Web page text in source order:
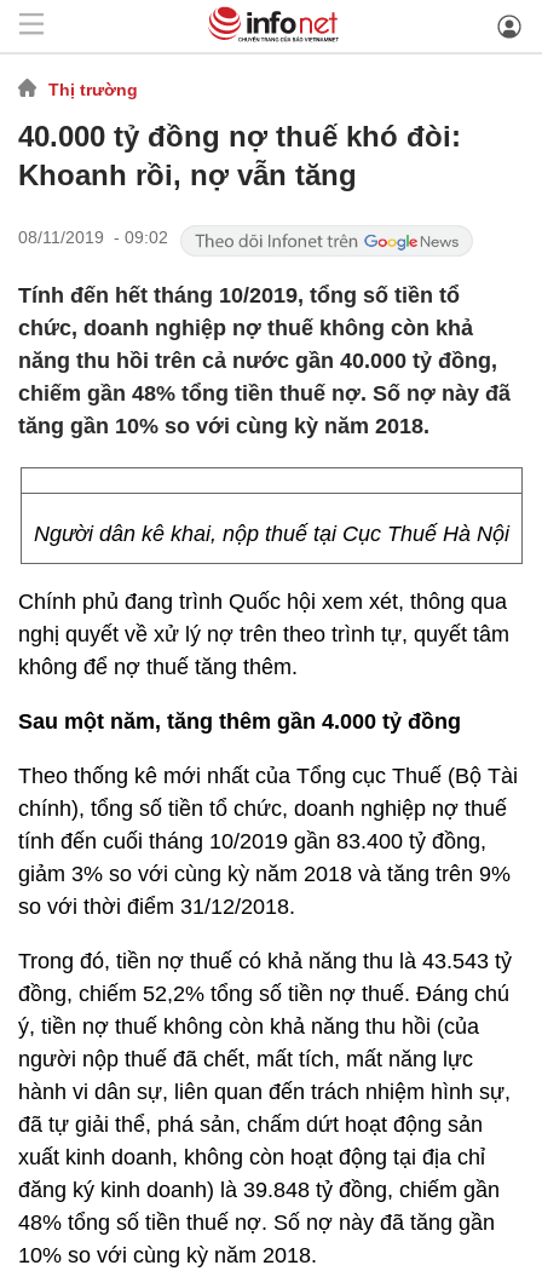
Thị trường
40.000 tỷ đồng nợ thuế khó đòi:
Khoanh rồi, nợ vẫn tăng
08/11/2019 - 09:02
Tính đến hết tháng 10/2019, tổng số tiền tổ
chức, doanh nghiệp nợ thuế không còn khả
năng thu hồi trên cả nước gần 40.000 tỷ đồng,
chiếm gần 48% tổng tiền thuế nợ. Số nợ này đã
tăng gần 10% so với cùng kỳ năm 2018.
Người dân kê khai, nộp thuế tại Cục Thuế Hà Nội
Chính phủ đang trình Quốc hội xem xét, thông qua
nghị quyết về xử lý nợ trên theo trình tự, quyết tâm
không để nợ thuế tăng thêm.
Sau một năm, tăng thêm gần 4.000 tỷ đồng
Theo thống kê mới nhất của Tổng cục Thuế (Bộ Tài
chính), tổng số tiền tổ chức, doanh nghiệp nợ thuế
tính đến cuối tháng 10/2019 gần 83.400 tỷ đồng,
giảm 3% so với cùng kỳ năm 2018 và tăng trên 9%
so với thời điểm 31/12/2018.
Trong đó, tiền nợ thuế có khả năng thu là 43.543 tỷ
đồng, chiếm 52,2% tổng số tiền nợ thuế. Đáng chú
ý, tiền nợ thuế không còn khả năng thu hồi (của
người nộp thuế đã chết, mất tích, mất năng lực
hành vi dân sự, liên quan đến trách nhiệm hình sự,
đã tự giải thể, phá sản, chấm dứt hoạt động sản
xuất kinh doanh, không còn hoạt động tại địa chỉ
đăng ký kinh doanh) là 39.848 tỷ đồng, chiếm gần
48% tổng số tiền thuế nợ. Số nợ này đã tăng gần
10% so với cùng kỳ năm 2018.